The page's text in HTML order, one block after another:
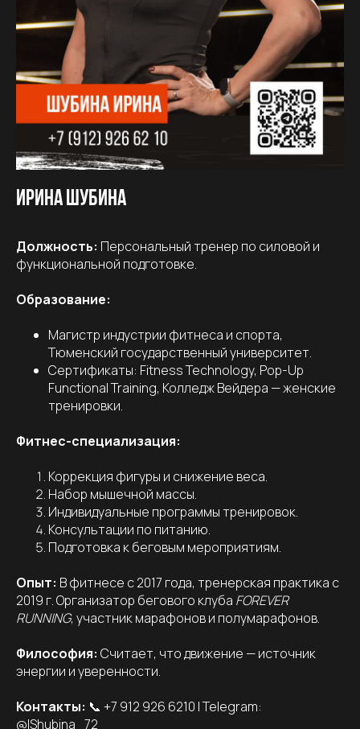
Ирина Шубина
Должность: Персональный тренер по силовой и
функциональной подготовке.
Образование:
Магистр индустрии фитнеса и спорта,
Тюменский государственный университет.
Сертификаты: Fitness Technology, Pop-Up
Functional Training, Колледж Вейдера — женские
тренировки.
Фитнес-специализация:
Коррекция фигуры и снижение веса.
Набор мышечной массы.
Индивидуальные программы тренировок.
Консультации по питанию.
Подготовка к беговым мероприятиям.
Опыт: В фитнесе с 2017 года, тренерская практика с
2019 г. Организатор бегового клуба FOREVER
RUNNING, участник марафонов и полумарафонов.
Философия: Считает, что движение — источник
энергии и уверенности.
Контакты: 📞 +7 912 926 6210 | Telegram:
@IShubina_72